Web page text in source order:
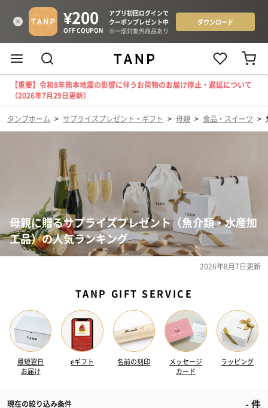
【重要】令和8年熊本地震の影響に伴うお荷物のお届け停止・遅延について
（2026年7月29日更新）
タンプホーム > サプライズプレゼント・ギフト > 母親 > 食品・スイーツ >
母親に贈るサプライズプレゼント（魚介類・水産加
工品）の人気ランキング
2026年8月7日更新
TANP GIFT SERVICE
最短翌日
お届け
eギフト 名前の刻印
メッセージ
カード
ラッピング
現在の絞り込み条件 -件